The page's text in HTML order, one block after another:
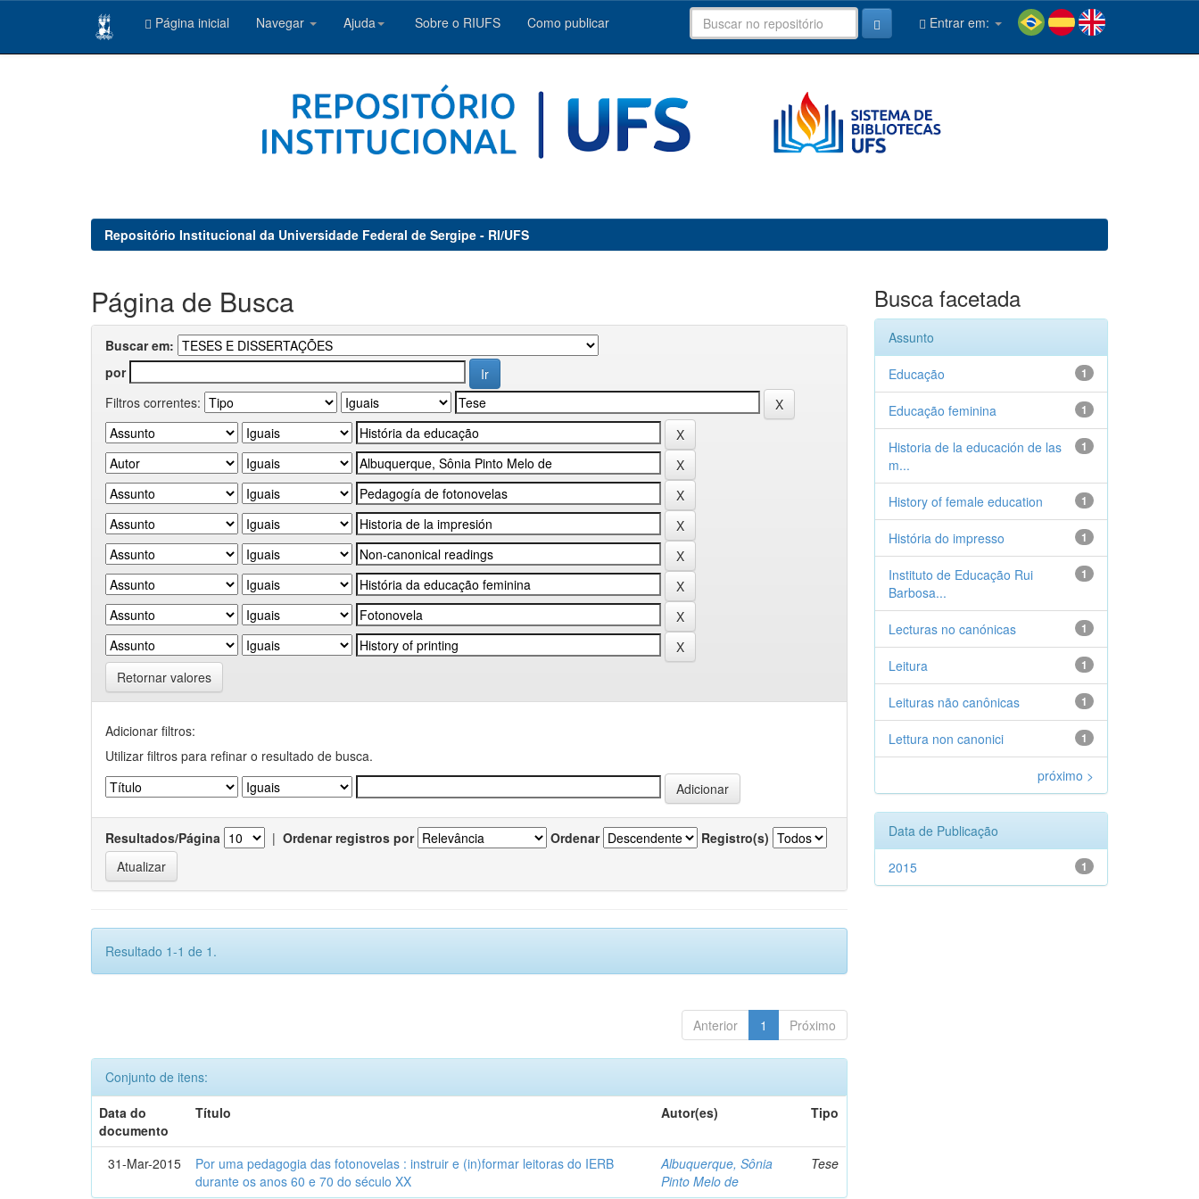
Página inicial Navegar Ajuda Sobre o RIUFS Como publicar Entrar em:
Repositório Institucional da Universidade Federal de Sergipe - RI/UFS
Página de Busca
Buscar em:
por
Filtros correntes:
Retornar valores
Adicionar filtros:
Utilizar filtros para refinar o resultado de busca.
Resultados/Página | Ordenar registros por Ordenar Registro(s)
Resultado 1-1 de 1.
Anterior 1 Próximo
Conjunto de itens:
Data do
documento
Título Autor(es) Tipo
31-Mar-2015
Por uma pedagogia das fotonovelas : instruir e (in)formar leitoras do IERB
durante os anos 60 e 70 do século XX
Albuquerque, Sônia
Pinto Melo de
Tese
Busca facetada
Assunto
1
Educação
1
Educação feminina
1
Historia de la educación de las
m...
1
History of female education
1
História do impresso
1
Instituto de Educação Rui
Barbosa...
1
Lecturas no canónicas
1
Leitura
1
Leituras não canônicas
1
Lettura non canonici
próximo >
Data de Publicação
1
2015